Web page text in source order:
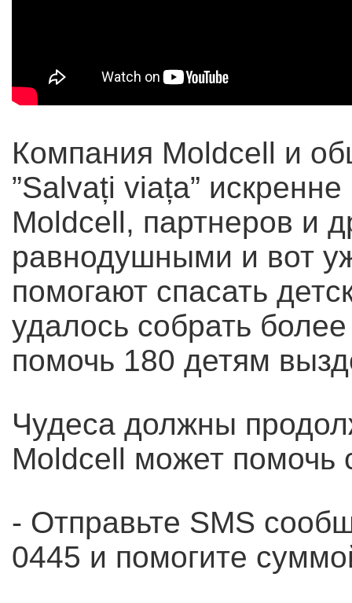
Компания Moldcell и
”Salvați viața”
Moldcell, партнеров и
равнодушными и вот
помогают спасать
удалось собрать
помочь 180 детям
Чудеса должны
Moldcell может помочь
- Отправьте SMS
0445 и помогите